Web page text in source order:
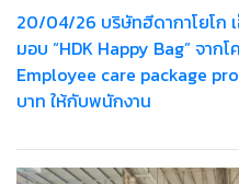
20/04/26 บริษัทฮีดากาโยโก เอ็นเตอร์ไพรส์ จำกัด สาขาเกตเวย์
มอบ “HDK Happy Bag” จาก
Employee care package
บาท ให้กับพนักงาน